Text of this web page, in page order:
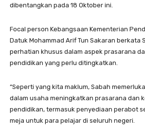
dibentangkan pada 18 Oktober ini.
Focal person Kebangsaan Kementerian
Datuk Mohammad Arif Tun Sakaran berkata
perhatian khusus dalam aspek prasarana
pendidikan yang perlu ditingkatkan.
“Seperti yang kita maklum, Sabah
dalam usaha meningkatkan prasarana dan
pendidikan, termasuk penyediaan perabot
meja untuk para pelajar di seluruh negeri.